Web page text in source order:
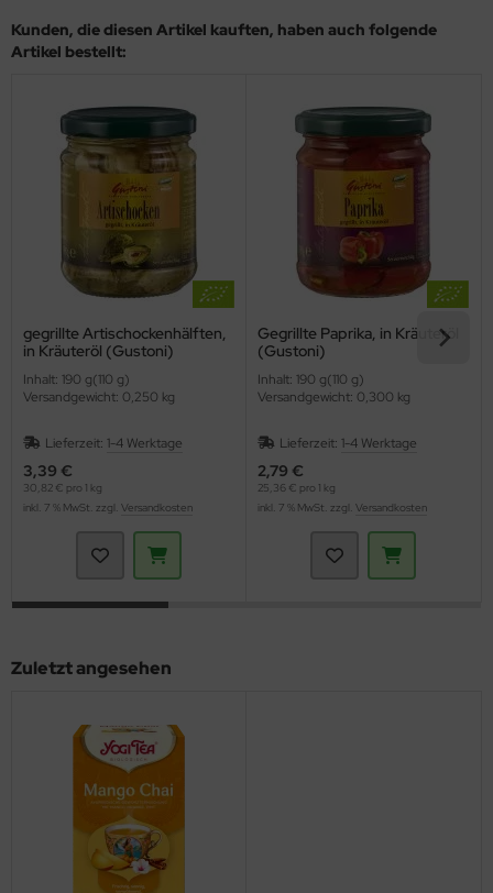
Kunden, die diesen Artikel kauften, haben auch folgende
Artikel bestellt:
gegrillte Artischockenhälften,
in Kräuteröl (Gustoni)
Inhalt: 190 g(110 g)
Versandgewicht: 0,250 kg
Lieferzeit: 1-4 Werktage
3,39 €
30,82 € pro 1 kg
inkl. 7 % MwSt. zzgl. Versandkosten
Gegrillte Paprika, in Kräuteröl
(Gustoni)
Inhalt: 190 g(110 g)
Versandgewicht: 0,300 kg
Lieferzeit: 1-4 Werktage
2,79 €
25,36 € pro 1 kg
inkl. 7 % MwSt. zzgl. Versandkosten
Zuletzt angesehen